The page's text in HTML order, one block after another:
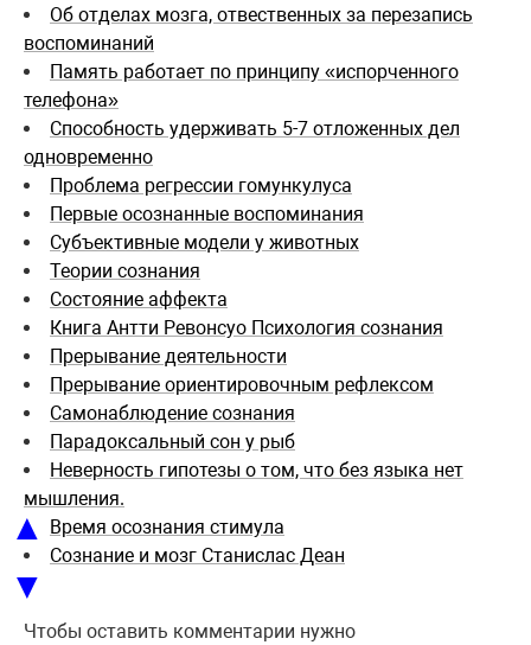
Об отделах мозга, отвественных за перезапись
воспоминаний
Память работает по принципу «испорченного
телефона»
Способность удерживать 5-7 отложенных дел
одновременно
Проблема регрессии гомункулуса
Первые осознанные воспоминания
Субъективные модели у животных
Теории сознания
Состояние аффекта
Книга Антти Ревонсуо Психология сознания
Прерывание деятельности
Прерывание ориентировочным рефлексом
Самонаблюдение сознания
Парадоксальный сон у рыб
Неверность гипотезы о том, что без языка нет
мышления.
Время осознания стимула
Сознание и мозг Станислас Деан
Чтобы оставить комментарии нужно
▲
▼